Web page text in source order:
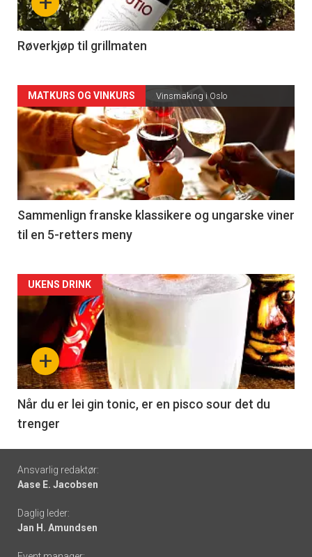
-
4
Røverkjøp til grillmaten
Forsiden
akkurat
nå
-
5
MATKURS OG VINKURS Vinsmaking i Oslo
Sammenlign franske klassikere og ungarske viner
til en 5-retters meny
Forsiden
akkurat
nå
-
6
+
UKENS DRINK
Når du er lei gin tonic, er en pisco sour det du
trenger
Footer
-
links
Ansvarlig redaktør:
Aase E. Jacobsen
Daglig leder:
Jan H. Amundsen